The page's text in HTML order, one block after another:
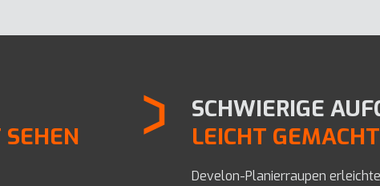
SCHWIERIGE
LEICHT GEMACHT
Develon-Planierraupen